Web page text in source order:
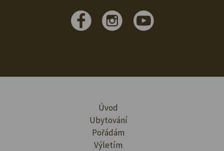
Úvod
Ubytování
Pořádám
Výletím